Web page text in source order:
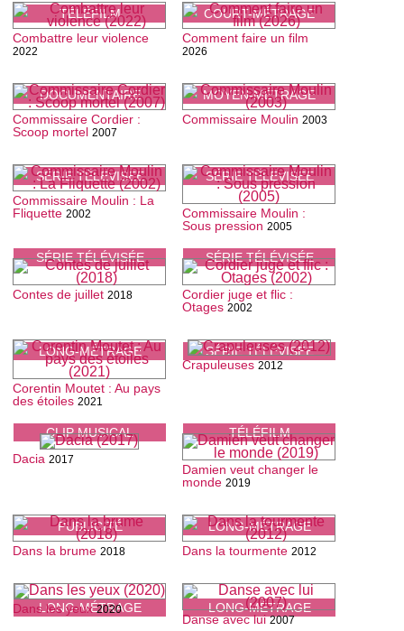
TÉLÉFILM COURT-MÉTRAGE
DOCUMENTAIRE
Combattre leur violence
2022
MOYEN-MÉTRAGE
Comment faire un film
2026
SÉRIE TÉLÉVISÉE
Commissaire Cordier :
Scoop mortel 2007
SÉRIE TÉLÉVISÉE
Commissaire Moulin 2003
SÉRIE TÉLÉVISÉE
Commissaire Moulin : La
Fliquette 2002
SÉRIE TÉLÉVISÉE
Commissaire Moulin :
Sous pression 2005
LONG-MÉTRAGE
Contes de juillet 2018
SÉRIE TÉLÉVISÉE
Cordier juge et flic :
Otages 2002
CLIP MUSICAL
Corentin Moutet : Au pays
des étoiles 2021
TÉLÉFILM
Crapuleuses 2012
PUBLICITÉ
Dacia 2017
LONG-MÉTRAGE
Damien veut changer le
monde 2019
LONG-MÉTRAGE
Dans la brume 2018
LONG-MÉTRAGE
Dans la tourmente 2012
Dans les yeux 2020
Danse avec lui 2007